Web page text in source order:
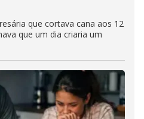
que cortava cana aos 12
que um dia criaria um